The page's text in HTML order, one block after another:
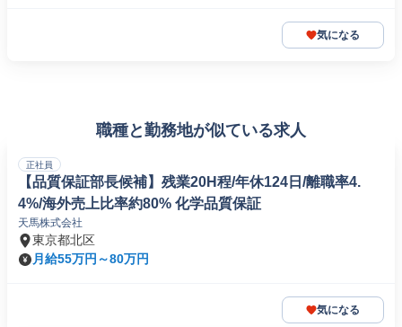
気になる
職種と勤務地が似ている求人
正社員
【品質保証部長候補】残業20H程/年休124日/離職率4.
4%/海外売上比率約80% 化学品質保証
天馬株式会社
東京都北区
月給55万円～80万円
気になる